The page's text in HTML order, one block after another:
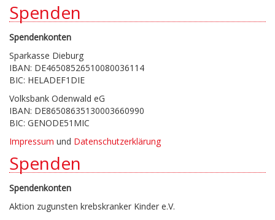
Spenden
Spendenkonten
Sparkasse Dieburg
IBAN: DE46508526510080036114
BIC: HELADEF1DIE
Volksbank Odenwald eG
IBAN: DE86508635130003660990
BIC: GENODE51MIC
Impressum und Datenschutzerklärung
Spenden
Spendenkonten
Aktion zugunsten krebskranker Kinder e.V.